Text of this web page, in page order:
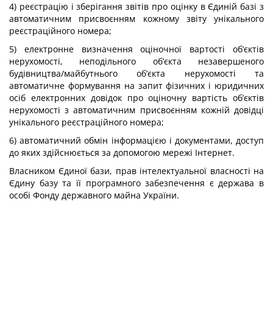
4) реєстрацію і зберігання звітів про оцінку в Єдиній базі з
автоматичним присвоєнням кожному звіту унікального
реєстраційного номера;
5) електронне визначення оціночної вартості об’єктів
нерухомості, неподільного об’єкта незавершеного
будівництва/майбутнього об’єкта нерухомості та
автоматичне формування на запит фізичних і юридичних
осіб електронних довідок про оціночну вартість об’єктів
нерухомості з автоматичним присвоєнням кожній довідці
унікального реєстраційного номера;
6) автоматичний обмін інформацією і документами, доступ
до яких здійснюється за допомогою мережі Інтернет.
Власником Єдиної бази, прав інтелектуальної власності на
Єдину базу та її програмного забезпечення є держава в
особі Фонду державного майна України.